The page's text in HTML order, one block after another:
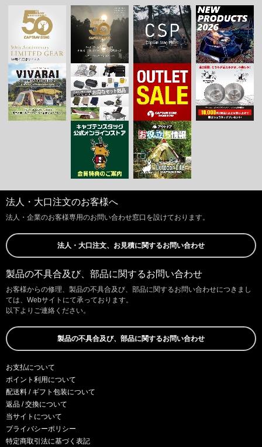
法人・大口注文のお客様へ
法人・企業のお客様専用のお問い合わせ窓口を設けております。
法人・大口注文、お見積に関するお問い合わせ
製品の不具合及び、部品に関するお問い合わせ
お客様からの修理、製品の不具合及び、部品に関するお問い合わせにつきまし
ては、Webサイトにて承っております。
以下よりご連絡ください。
製品の不具合及び、部品に関するお問い合わせ
お支払について
ポイント利用について
配送料 / ギフト包装について
返品 / 交換について
当サイトについて
プライバシーポリシー
特定商取引法に基づく表記